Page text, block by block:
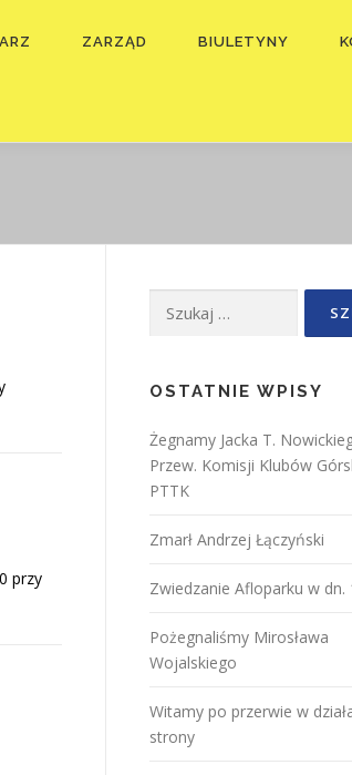
ZARZĄD BIULETYNY
przy
OSTATNIE WPISY
Żegnamy Jacka T.
Przew. Komisji Klubów
PTTK
Zmarł Andrzej Łączyński
Zwiedzanie Afloparku w dn.
Pożegnaliśmy Mirosława
Wojalskiego
Witamy po przerwie w
strony